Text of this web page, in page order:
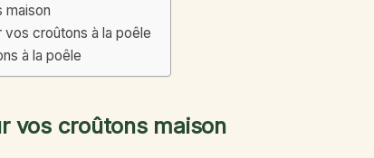
maison
croûtons à la poêle
à la poêle
vos croûtons maison